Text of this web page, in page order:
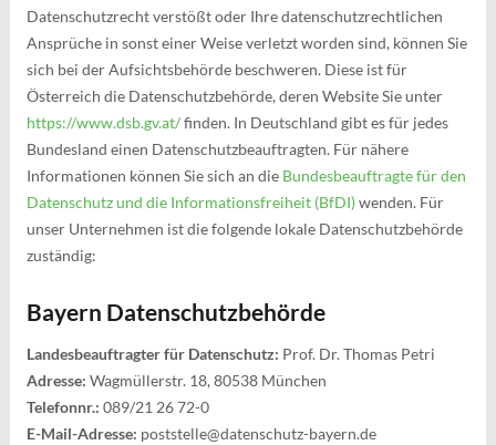
Datenschutzrecht verstößt oder Ihre datenschutzrechtlichen
Ansprüche in sonst einer Weise verletzt worden sind, können Sie
sich bei der Aufsichtsbehörde beschweren. Diese ist für
Österreich die Datenschutzbehörde, deren Website Sie unter
https://www.dsb.gv.at/finden. In Deutschland gibt es für jedes
Bundesland einen Datenschutzbeauftragten. Für nähere
Informationen können Sie sich an die Bundesbeauftragte für den
Datenschutz und die Informationsfreiheit (BfDI)wenden. Für
unser Unternehmen ist die folgende lokale Datenschutzbehörde
zuständig:
Bayern Datenschutzbehörde
Landesbeauftragter für Datenschutz: Prof. Dr. Thomas Petri
Adresse: Wagmüllerstr. 18, 80538 München
Telefonnr.: 089/21 26 72-0
E-Mail-Adresse: poststelle@datenschutz-bayern.de